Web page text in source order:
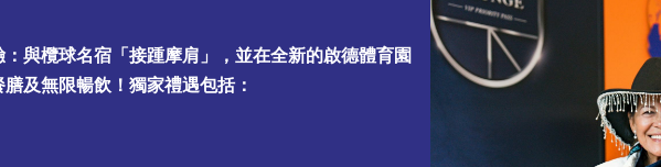
與欖球名宿「接踵摩肩」，並在全新的啟德體育園
及無限暢飲！獨家禮遇包括：